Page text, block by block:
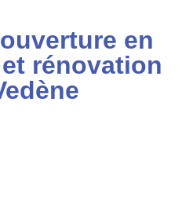
en
rénovation